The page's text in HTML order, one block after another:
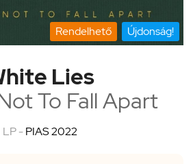
Rendelhető Újdonság!
Lies
To Fall Apart
LP -PIAS 2022